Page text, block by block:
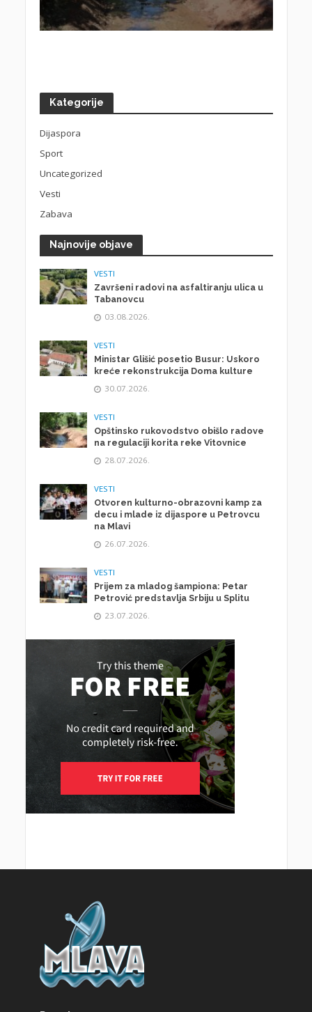
Kategorije
Dijaspora
Sport
Uncategorized
Vesti
Zabava
Najnovije objave
VESTI
Završeni radovi na asfaltiranju ulica u
Tabanovcu
03.08.2026.
VESTI
Ministar Glišić posetio Busur: Uskoro
kreće rekonstrukcija Doma kulture
30.07.2026.
VESTI
Opštinsko rukovodstvo obišlo radove
na regulaciji korita reke Vitovnice
28.07.2026.
VESTI
Otvoren kulturno-obrazovni kamp za
decu i mlade iz dijaspore u Petrovcu
na Mlavi
26.07.2026.
VESTI
Prijem za mladog šampiona: Petar
Petrović predstavlja Srbiju u Splitu
23.07.2026.